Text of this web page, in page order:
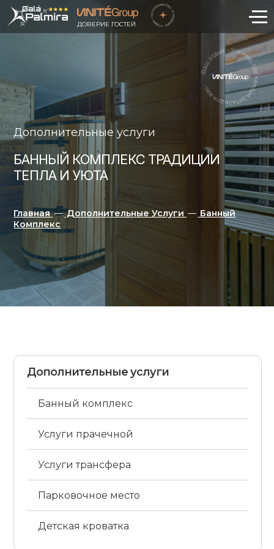
ДОВЕРИЕ ГОСТЕЙ
Дополнительные услуги
БАННЫЙ КОМПЛЕКС ТРАДИЦИИ
ТЕПЛА И УЮТА
Главная—Дополнительные Услуги — Банный
Комплекс
Дополнительные услуги
Банный комплекс
Услуги прачечной
Услуги трансфера
Парковочное место
Детская кроватка